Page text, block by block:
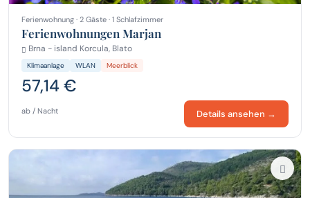
Ferienwohnung · 2 Gäste · 1 Schlafzimmer
Ferienwohnungen Marjan
Brna - island Korcula, Blato
Klimaanlage WLAN Meerblick
57,14 €
ab / Nacht Details ansehen →